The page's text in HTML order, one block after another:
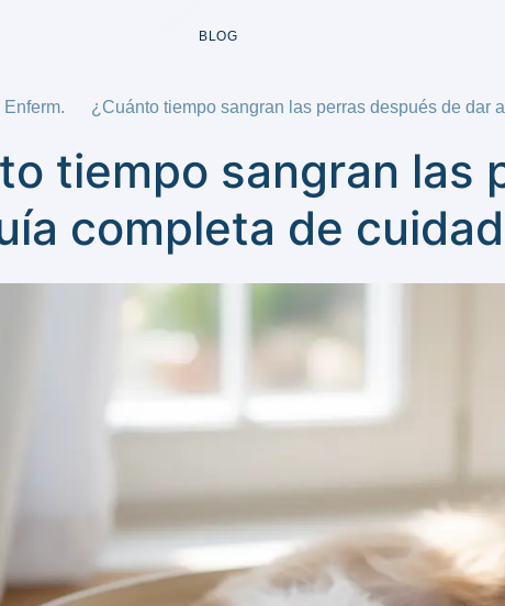
BLOG
Enferm. ¿Cuánto tiempo sangran las perras después de dar
tiempo sangran las
completa de